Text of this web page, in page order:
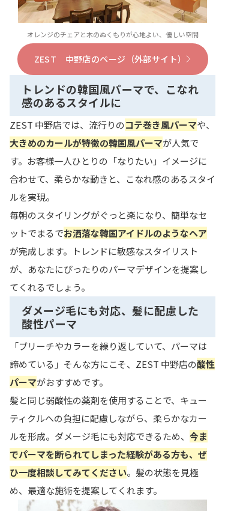
オレンジのチェアと木のぬくもりが心地よい、優しい空間
ZEST 中野店のページ（外部サイト）
トレンドの韓国風パーマで、こなれ
感のあるスタイルに
ZEST 中野店では、流行りのコテ巻き風パーマや、
大きめのカールが特徴の韓国風パーマが人気で
す。お客様一人ひとりの「なりたい」イメージに
合わせて、柔らかな動きと、こなれ感のあるスタイ
ルを実現。
毎朝のスタイリングがぐっと楽になり、簡単なセ
ットでまるでお洒落な韓国アイドルのようなヘア
が完成します。トレンドに敏感なスタイリスト
が、あなたにぴったりのパーマデザインを提案し
てくれるでしょう。
ダメージ毛にも対応、髪に配慮した
酸性パーマ
「ブリーチやカラーを繰り返していて、パーマは
諦めている」そんな方にこそ、ZEST 中野店の酸性
パーマがおすすめです。
髪と同じ弱酸性の薬剤を使用することで、キュー
ティクルへの負担に配慮しながら、柔らかなカー
ルを形成。ダメージ毛にも対応できるため、 今ま
でパーマを断られてしまった経験がある方も、ぜ
ひ一度相談してみてください。髪の状態を見極
め、最適な施術を提案してくれます。